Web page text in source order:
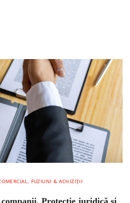
FUZIUNI & ACHIZIȚII